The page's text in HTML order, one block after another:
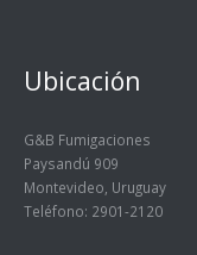
Ubicación
G&B Fumigaciones
Paysandú 909
Montevideo, Uruguay
Teléfono: 2901-2120